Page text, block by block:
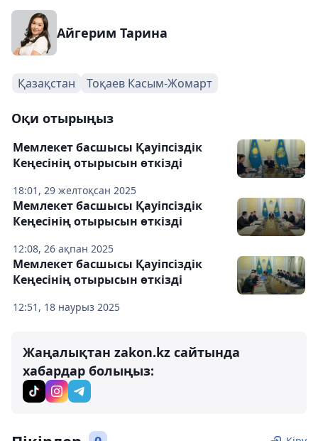
Айгерим Тарина
Қазақстан Тоқаев Касым-Жомарт
Оқи отырыңыз
18:01, 29 желтоқсан 2025
Мемлекет басшысы Қауіпсіздік
Кеңесінің отырысын өткізді
12:08, 26 ақпан 2025
Мемлекет басшысы Қауіпсіздік
Кеңесінің отырысын өткізді
12:51, 18 наурыз 2025
Мемлекет басшысы Қауіпсіздік
Кеңесінің отырысын өткізді
Жаңалықтан zakon.kz сайтында
хабардар болыңыз: